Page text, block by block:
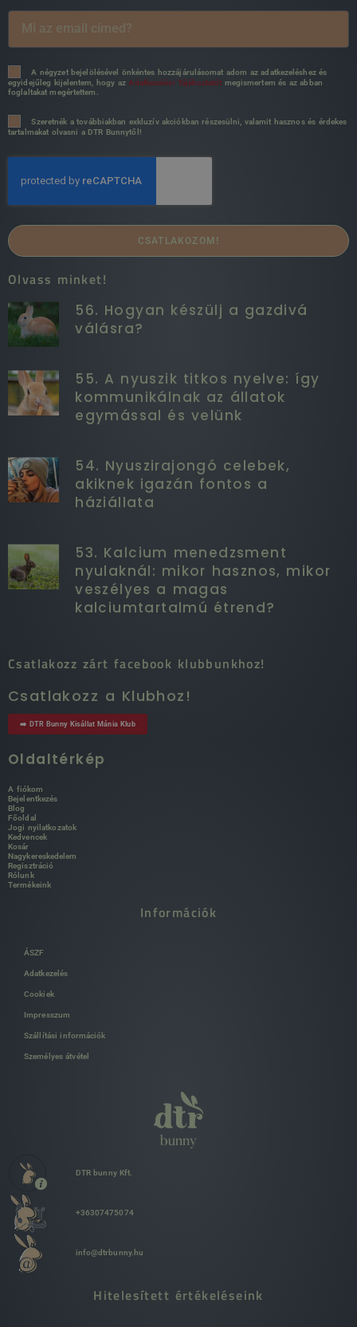
A négyzet bejelölésével önkéntes hozzájárulásomat adom az adatkezeléshez és
egyidejűleg kijelentem, hogy az Adatkezelési Tájékoztatót megismertem és az abban
foglaltakat megértettem.
Szeretnék a továbbiakban exkluzív akciókban részesülni, valamit hasznos és érdekes
tartalmakat olvasni a DTR Bunnytől!
CSATLAKOZOM!
Olvass minket!
56. Hogyan készülj a gazdivá
válásra?
55. A nyuszik titkos nyelve: így
kommunikálnak az állatok
egymással és velünk
54. Nyuszirajongó celebek,
akiknek igazán fontos a
háziállata
53. Kalcium menedzsment
nyulaknál: mikor hasznos, mikor
veszélyes a magas
kalciumtartalmú étrend?
Csatlakozz zárt facebook klubbunkhoz!
Csatlakozz a Klubhoz!
➡️ DTR Bunny Kisállat Mánia Klub
Oldaltérkép
A fiókom
Bejelentkezés
Blog
Főoldal
Jogi nyilatkozatok
Kedvencek
Kosár
Nagykereskedelem
Regisztráció
Rólunk
Termékeink
Információk
ÁSZF
Adatkezelés
Cookiek
Impresszum
Szállítási információk
Személyes átvétel
DTR bunny Kft.
+36307475074
info@dtrbunny.hu
Hitelesített értékeléseink